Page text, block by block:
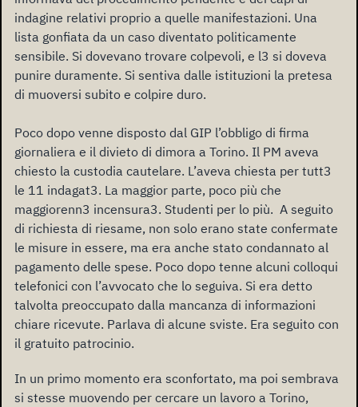
indagine relativi proprio a quelle manifestazioni. Una
lista gonfiata da un caso diventato politicamente
sensibile. Si dovevano trovare colpevoli, e l3 si doveva
punire duramente. Si sentiva dalle istituzioni la pretesa
di muoversi subito e colpire duro.
Poco dopo venne disposto dal GIP l’obbligo di firma
giornaliera e il divieto di dimora a Torino. Il PM aveva
chiesto la custodia cautelare. L’aveva chiesta per tutt3
le 11 indagat3. La maggior parte, poco più che
maggiorenn3 incensura3. Studenti per lo più. A seguito
di richiesta di riesame, non solo erano state confermate
le misure in essere, ma era anche stato condannato al
pagamento delle spese. Poco dopo tenne alcuni colloqui
telefonici con l’avvocato che lo seguiva. Si era detto
talvolta preoccupato dalla mancanza di informazioni
chiare ricevute. Parlava di alcune sviste. Era seguito con
il gratuito patrocinio.
In un primo momento era sconfortato, ma poi sembrava
si stesse muovendo per cercare un lavoro a Torino,